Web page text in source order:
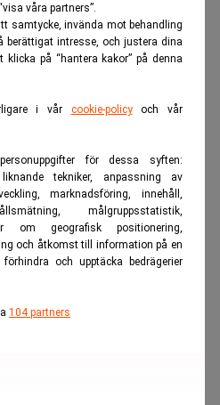
våra partners”.
samtycke, invända mot behandling
berättigat intresse, och justera dina
på “hantera kakor” på denna
i vår cookie-policyoch vår
för dessa syften:
tekniker, anpassning av
marknadsföring, innehåll,
målgruppsstatistik,
om geografisk positionering,
och åtkomst till information på en
och upptäcka bedrägerier
104 partners
och
som Euronet använt
eget bruk av ordet.
att man mellan 2019 och
omkring 37 miljoner
stället yrka att Bankomats
skulle hävas, med
ursprunglig
i 49 ordböcker och
linje.